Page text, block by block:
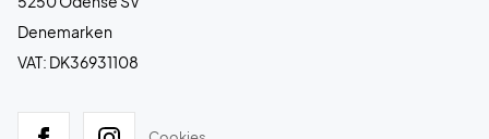
Denemarken
VAT: DK36931108